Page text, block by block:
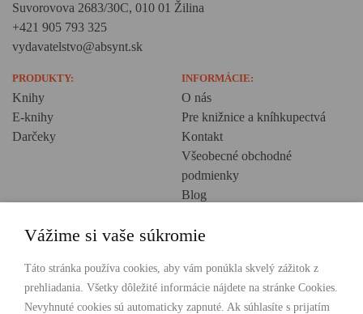
Suvorovova 2683/30C, 010 01 Žilina
+421 905 793 325
vydavatelstvo@absynt.sk
PRODUKTY:
Knihy
E-knihy
Darčeky
INFORMÁCIE:
O nás
Pre knižnice a kníhkupectvá
Kontakt
Všeobecné obchodné
podmienky
Blog
Creative Europe
POHODLNÉ NAKUPOVANIE
Odosielame ihneď nasledujúci pracovný deň
Vážime si vaše súkromie
Táto stránka používa cookies, aby vám ponúkla skvelý zážitok z
prehliadania. Všetky dôležité informácie nájdete na stránke Cookies.
Nevyhnuté cookies sú automaticky zapnuté. Ak súhlasíte s prijatím